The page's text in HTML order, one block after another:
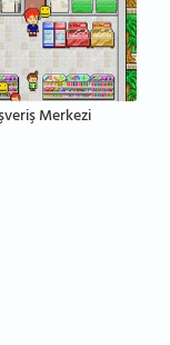
Merkezi